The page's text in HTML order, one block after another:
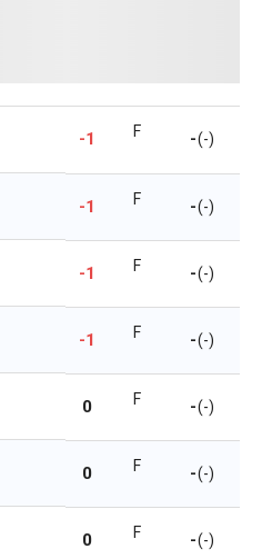
-1 F -(-)
-1 F -(-)
-1 F -(-)
-1 F -(-)
0 F -(-)
0 F -(-)
0 F -(-)